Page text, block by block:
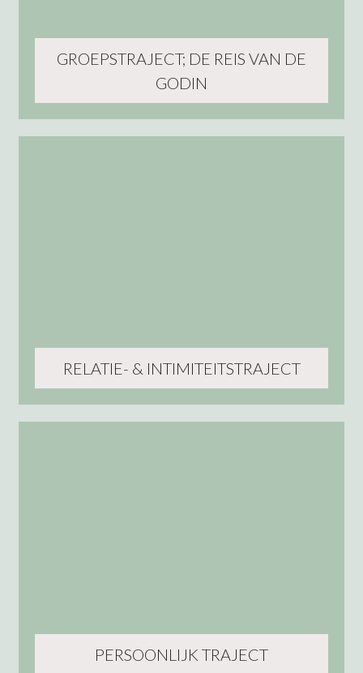
GROEPSTRAJECT; DE REIS VAN DE
GODIN
RELATIE- & INTIMITEITSTRAJECT
PERSOONLIJK TRAJECT